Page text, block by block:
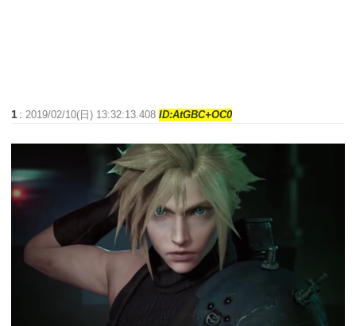
1 : 2019/02/10(日) 13:32:13.408ID:AtGBC+OC0